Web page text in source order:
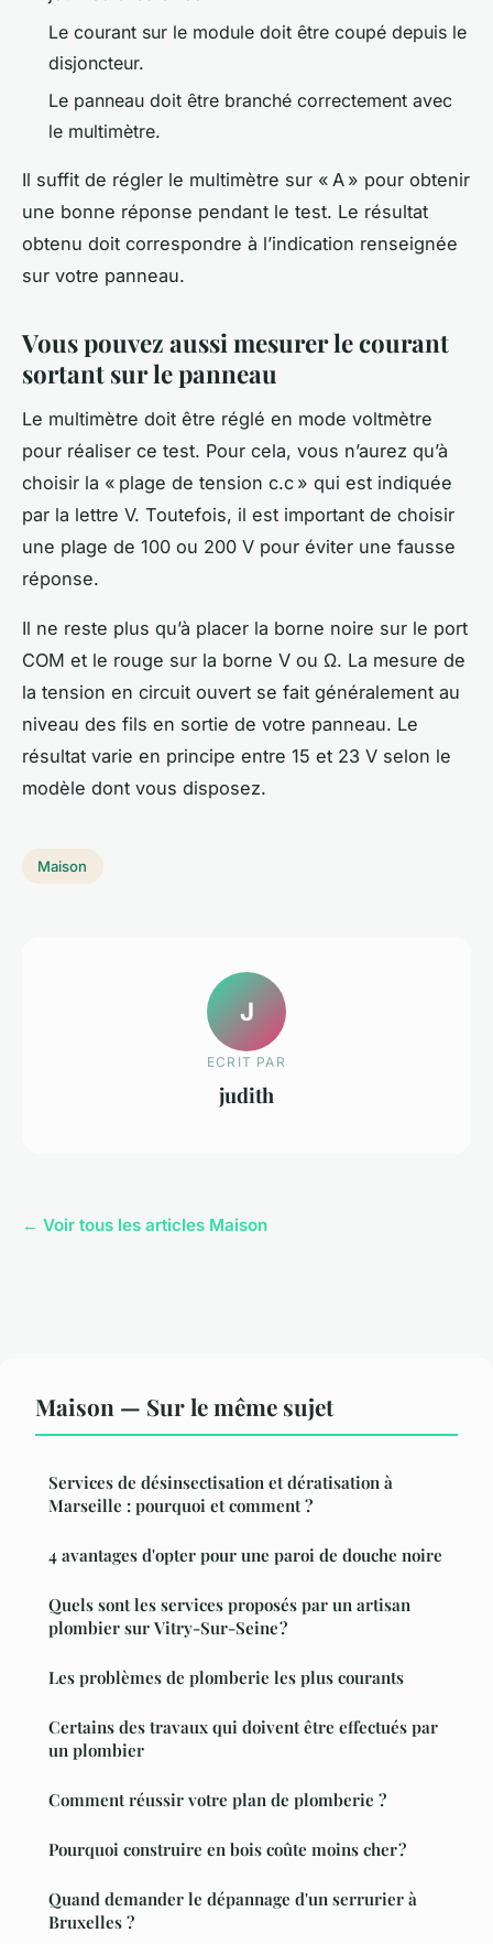
Le courant sur le module doit être coupé depuis le
disjoncteur.
Le panneau doit être branché correctement avec
le multimètre.
Il suffit de régler le multimètre sur « A » pour obtenir
une bonne réponse pendant le test. Le résultat
obtenu doit correspondre à l’indication renseignée
sur votre panneau.
Vous pouvez aussi mesurer le courant
sortant sur le panneau
Le multimètre doit être réglé en mode voltmètre
pour réaliser ce test. Pour cela, vous n’aurez qu’à
choisir la « plage de tension c.c » qui est indiquée
par la lettre V. Toutefois, il est important de choisir
une plage de 100 ou 200 V pour éviter une fausse
réponse.
Il ne reste plus qu’à placer la borne noire sur le port
COM et le rouge sur la borne V ou Ω. La mesure de
la tension en circuit ouvert se fait généralement au
niveau des fils en sortie de votre panneau. Le
résultat varie en principe entre 15 et 23 V selon le
modèle dont vous disposez.
Maison
J
ECRIT PAR
judith
← Voir tous les articles Maison
Maison — Sur le même sujet
Services de désinsectisation et dératisation à
Marseille : pourquoi et comment ?
4 avantages d'opter pour une paroi de douche noire
Quels sont les services proposés par un artisan
plombier sur Vitry-Sur-Seine ?
Les problèmes de plomberie les plus courants
Certains des travaux qui doivent être effectués par
un plombier
Comment réussir votre plan de plomberie ?
Pourquoi construire en bois coûte moins cher ?
Quand demander le dépannage d'un serrurier à
Bruxelles ?